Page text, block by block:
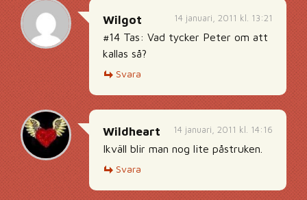
14 januari, 2011 kl. 13:21
Wilgot
#14 Tas: Vad tycker Peter om att
kallas så?
Svara
14 januari, 2011 kl. 14:16
Wildheart
Ikväll blir man nog lite påstruken.
Svara